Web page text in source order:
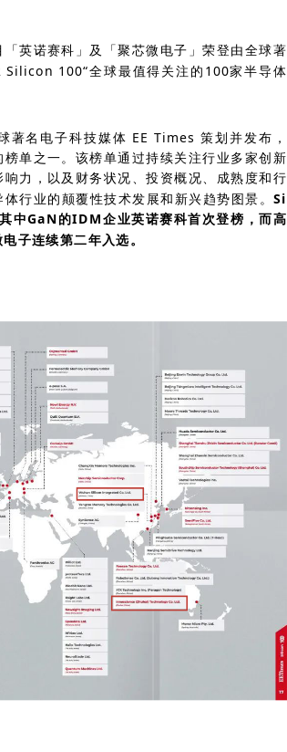
英诺赛科」及「聚芯微电子」荣登由全球著
100“全球最值得关注的100家半导体
名电子科技媒体 EE Times 策划并发布，
单之一。该榜单通过持续关注行业多家创新
力，以及财务状况、投资概况、成熟度和行
行业的颠覆性技术发展和新兴趋势图景。Si
中GaN的IDM企业英诺赛科首次登榜，而高
子连续第二年入选。